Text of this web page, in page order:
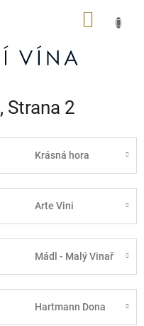
, Strana 2
Krásná hora
Arte Vini
Mádl - Malý Vinař
Hartmann Dona